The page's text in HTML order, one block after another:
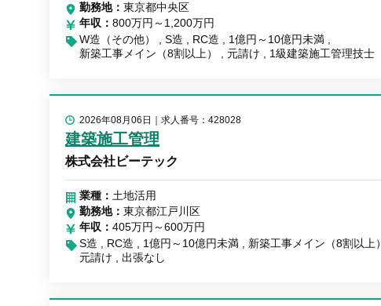
勤務地
東京都中央区
年収
800万円～1,200万円
W造（その他）
S造 RC造
1億円～10億円未満
新築工事メイン（8割以上）
元請け 1級建築施工管理技士
2026年08月06日 求人番号：428028
建築施工管理
株式会社ビーテック
業種： 土地活用
勤務地
東京都江戸川区
年収
405万円～600万円
S造
RC造 1億円～10億円未満
新築工事メイン（8割以上）
元請け
出張なし